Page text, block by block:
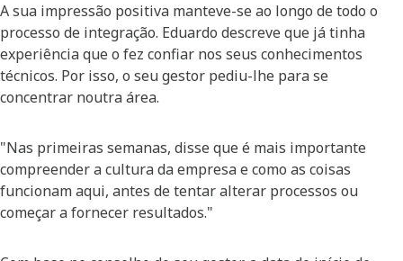
A sua impressão positiva manteve-se ao longo de todo o
processo de integração. Eduardo descreve que já tinha
experiência que o fez confiar nos seus conhecimentos
técnicos. Por isso, o seu gestor pediu-lhe para se
concentrar noutra área.
"Nas primeiras semanas, disse que é mais importante
compreender a cultura da empresa e como as coisas
funcionam aqui, antes de tentar alterar processos ou
começar a fornecer resultados."